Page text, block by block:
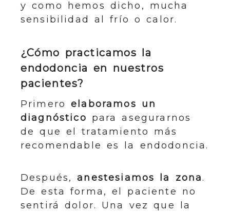
y como hemos dicho, mucha
sensibilidad al frío o calor.
¿Cómo practicamos la
endodoncia en nuestros
pacientes?
Primeroelaboramos un
diagnóstico para asegurarnos
de que el tratamiento más
recomendable es la endodoncia.
Después,anestesiamos la zona.
De esta forma, el paciente no
sentirá dolor. Una vez que la